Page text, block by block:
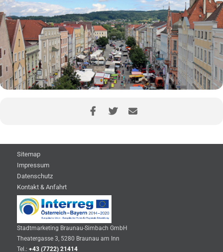
Sitemap
Impressum
Datenschutz
Kontakt & Anfahrt
Stadtmarketing Braunau-Simbach GmbH
Theatergasse 3, 5280 Braunau am Inn
Tel.: +43 (7722) 21414